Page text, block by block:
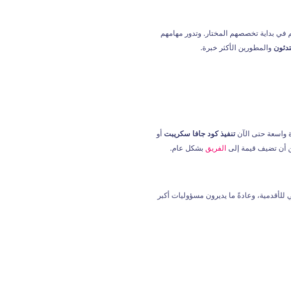
في بداية تخصصهم المختار. وتدور مهامهم
والمطورين الأكثر خبرة.
واسعة حتى الآنتنفيذ كود جافا سكريبت أو
أن تضيف قيمة إلى الفريق بشكل عام.
وعادةً ما يديرون مسؤوليات أكبر